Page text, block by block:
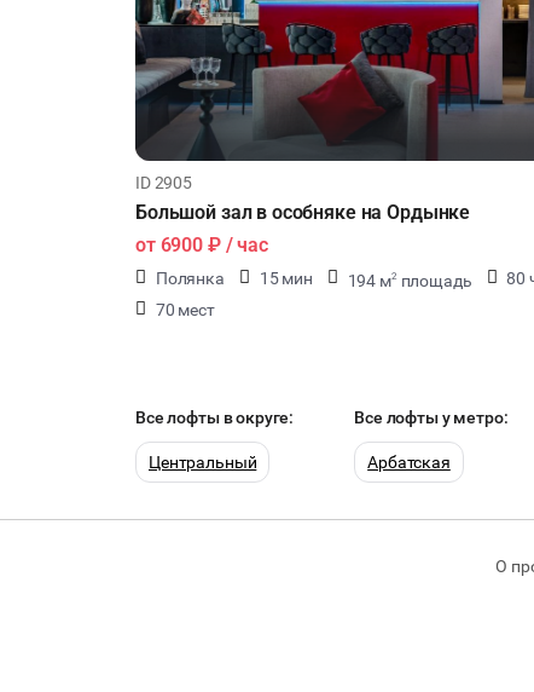
ID 2905
Большой зал в особняке на Ордынке
от 6900 ₽/ час
Полянка 15 мин 194 м2 площадь
80
70 мест
Все лофты в округе:
Центральный
Все лофты у метро:
Арбатская
О